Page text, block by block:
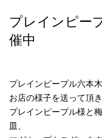
プレインピー
催中
プレインピープル六本
お店の様子を送って頂
プレインピープル様と
皿、